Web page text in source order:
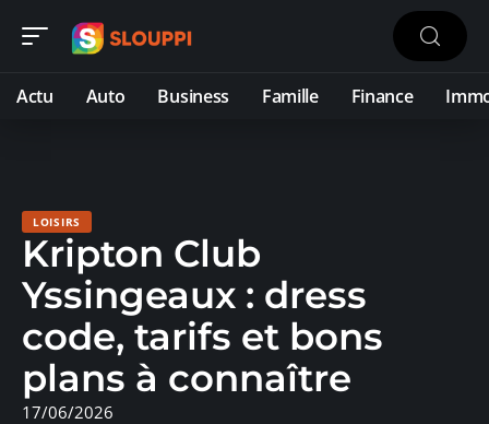
Actu Auto Business Famille Finance
LOISIRS
Kripton Club
Yssingeaux : dress
code, tarifs et bons
plans à connaître
17/06/2026